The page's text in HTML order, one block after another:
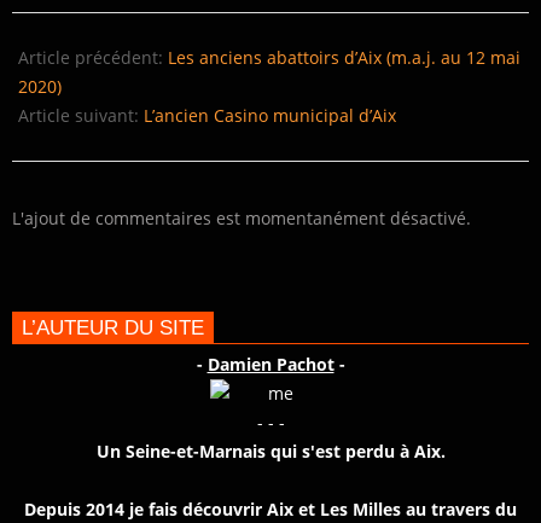
05-
13
Article précédent: Les anciens abattoirs d’Aix (m.a.j. au 12 mai
2020)
Article suivant: L’ancien Casino municipal d’Aix
L'ajout de commentaires est momentanément désactivé.
L’AUTEUR DU SITE
- Damien Pachot-
- - -
Un Seine-et-Marnais qui s'est perdu à Aix.
Depuis 2014 je fais découvrir Aix et Les Milles au travers du